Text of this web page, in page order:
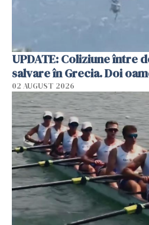
UPDATE: Coliziune între
salvare în Grecia. Doi
02 AUGUST 2026